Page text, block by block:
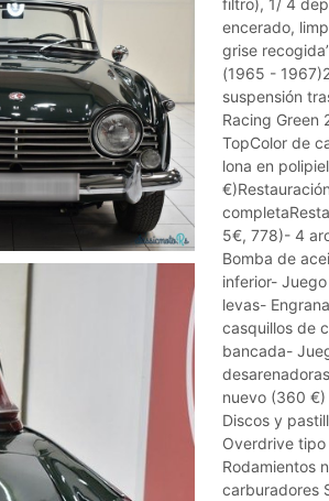
filtro), 1/ 4
encerado,
grise
(1965 -
suspensión
Racing Green
TopColor de
lona en
5€, 778)- 4
Bomba de
inferior-
levas-
casquillos de
bancada-
nuevo (360
Discos y
Overdrive
Rodamientos
carburadores